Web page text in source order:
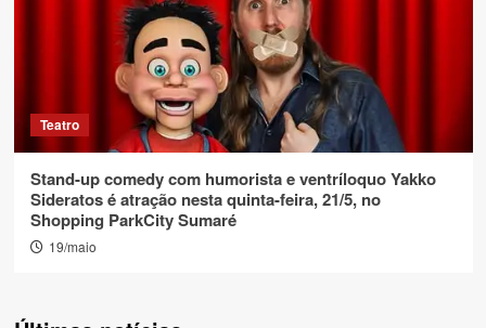
Teatro
Stand-up comedy com humorista e ventríloquo Yakko
Sideratos é atração nesta quinta-feira, 21/5, no
Shopping ParkCity Sumaré
19/maio